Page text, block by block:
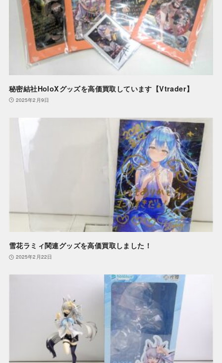
秘密結社HoloXグッズを高価買取しています【Vtrader】
2025年2月9日
雪花ラミィ関連グッズを高価買取しました！
2025年2月22日